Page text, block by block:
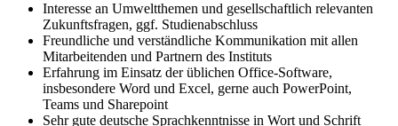
Interesse an Umweltthemen und gesellschaftlich relevanten
Zukunftsfragen, ggf. Studienabschluss
Freundliche und verständliche Kommunikation mit allen
Mitarbeitenden und Partnern des Instituts
Erfahrung im Einsatz der üblichen Office-Software,
insbesondere Word und Excel, gerne auch PowerPoint,
Teams und Sharepoint
Sehr gute deutsche Sprachkenntnisse in Wort und Schrift